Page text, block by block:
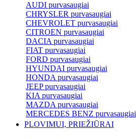
AUDI purvasaugiai
CHRYSLER purvasaugiai
CHEVROLET purvasaugiai
CITROEN purvasaugiai
DACIA purvasaugiai
FIAT purvasaugiai
FORD purvasaugiai
HYUNDAI purvasaugiai
HONDA purvasaugiai
JEEP purvasaugiai
KIA purvasaugiai
MAZDA purvasaugiai
MERCEDES BENZ purvasaugiai
PLOVIMUI, PRIEŽIŪRAI